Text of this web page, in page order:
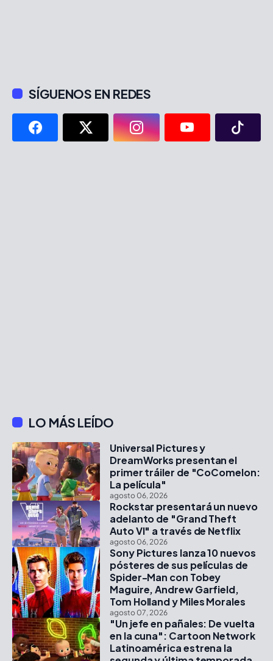
SÍGUENOS EN REDES
LO MÁS LEÍDO
Universal Pictures y
DreamWorks presentan el
primer tráiler de "CoComelon:
La película"
agosto 06, 2026
Rockstar presentará un nuevo
adelanto de "Grand Theft
Auto VI" a través de Netflix
agosto 06, 2026
Sony Pictures lanza 10 nuevos
pósteres de sus películas de
Spider-Man con Tobey
Maguire, Andrew Garfield,
Tom Holland y Miles Morales
agosto 07, 2026
"Un jefe en pañales: De vuelta
en la cuna": Cartoon Network
Latinoamérica estrena la